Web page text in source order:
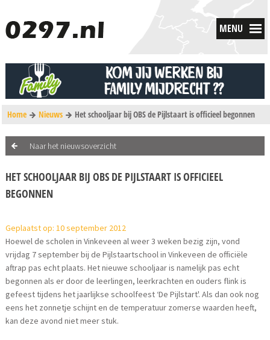
MENU
Home Nieuws Het schooljaar bij OBS de Pijlstaart is officieel begonnen
Naar het nieuwsoverzicht
HET SCHOOLJAAR BIJ OBS DE PIJLSTAART IS OFFICIEEL
BEGONNEN
Geplaatst op: 10 september 2012
Hoewel de scholen in Vinkeveen al weer 3 weken bezig zijn, vond
vrijdag 7 september bij de Pijlstaartschool in Vinkeveen de officiële
aftrap pas echt plaats. Het nieuwe schooljaar is namelijk pas echt
begonnen als er door de leerlingen, leerkrachten en ouders flink is
gefeest tijdens het jaarlijkse schoolfeest ‘De Pijlstart'. Als dan ook nog
eens het zonnetje schijnt en de temperatuur zomerse waarden heeft,
kan deze avond niet meer stuk.